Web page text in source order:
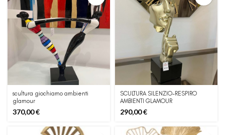
scultura giochiamo ambienti
glamour
370,00€
SCULTURA SILENZIO-RESPIRO
AMBIENTI GLAMOUR
290,00€